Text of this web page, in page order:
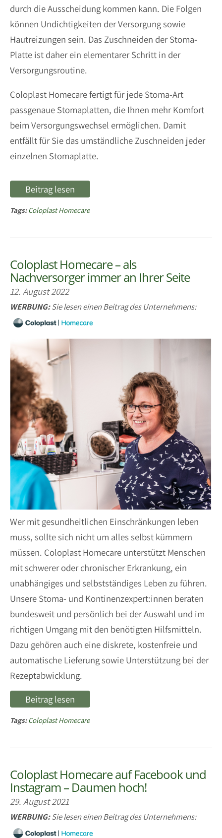
durch die Ausscheidung kommen kann. Die Folgen
können Undichtigkeiten der Versorgung sowie
Hautreizungen sein. Das Zuschneiden der Stoma-
Platte ist daher ein elementarer Schritt in der
Versorgungsroutine.
Coloplast Homecare fertigt für jede Stoma-Art
passgenaue Stomaplatten, die Ihnen mehr Komfort
beim Versorgungswechsel ermöglichen. Damit
entfällt für Sie das umständliche Zuschneiden jeder
einzelnen Stomaplatte.
Beitrag lesen
Tags:Coloplast Homecare
Coloplast Homecare – als
Nachversorger immer an Ihrer Seite
12. August 2022
WERBUNG:Sie lesen einen Beitrag des Unternehmens:
Wer mit gesundheitlichen Einschränkungen leben
muss, sollte sich nicht um alles selbst kümmern
müssen. Coloplast Homecare unterstützt Menschen
mit schwerer oder chronischer Erkrankung, ein
unabhängiges und selbstständiges Leben zu führen.
Unsere Stoma- und Kontinenzexpert:innen beraten
bundesweit und persönlich bei der Auswahl und im
richtigen Umgang mit den benötigten Hilfsmitteln.
Dazu gehören auch eine diskrete, kostenfreie und
automatische Lieferung sowie Unterstützung bei der
Rezeptabwicklung.
Beitrag lesen
Tags:Coloplast Homecare
Coloplast Homecare auf Facebook und
Instagram – Daumen hoch!
29. August 2021
WERBUNG:Sie lesen einen Beitrag des Unternehmens: